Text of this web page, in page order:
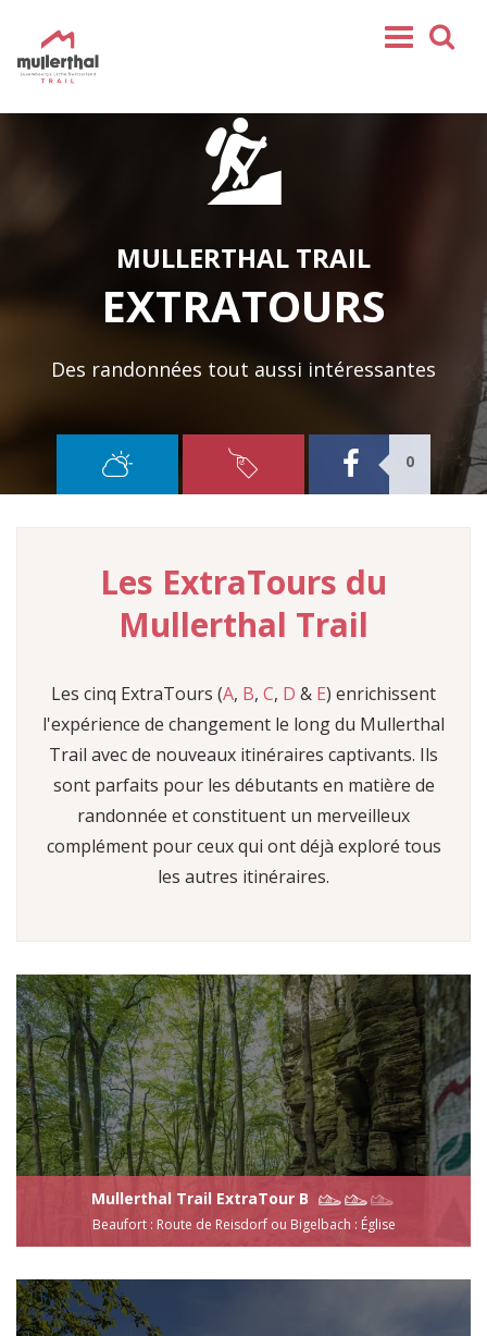
Service
Home
Routes
ExtraTours
Suggestions d'étapes quotidiennes
Sections
Tours
SHOP
MULLERTHAL TRAIL
EXTRATOURS
Des randonnées tout aussi intéressantes
°C
Max : °C
Humidité :
Précipitations :
0
Les ExtraTours du
Mullerthal Trail
Les cinq ExtraTours (A, B, C, D & E) enrichissent
l'expérience de changement le long du Mullerthal
Trail avec de nouveaux itinéraires captivants. Ils
sont parfaits pour les débutants en matière de
randonnée et constituent un merveilleux
complément pour ceux qui ont déjà exploré tous
les autres itinéraires.
Mullerthal Trail ExtraTour B
Beaufort : Route de Reisdorf ou Bigelbach : Église